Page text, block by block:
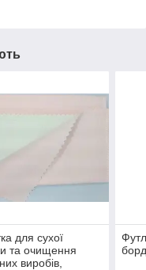
для сухої
та очищення
виробів,